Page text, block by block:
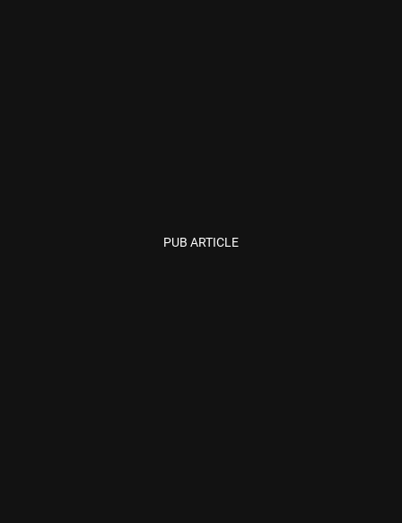
PUB ARTICLE